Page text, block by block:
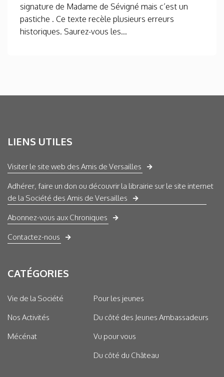
signature de Madame de Sévigné mais c’est un
pastiche . Ce texte recèle plusieurs erreurs
historiques. Saurez-vous les...
LIENS UTILES
Visiter le site web des Amis de Versailles
Adhérer, faire un don ou découvrir la librairie sur le site internet
de la Société des Amis de Versailles
Abonnez-vous aux Chroniques
Contactez-nous
CATÉGORIES
Vie de la Société
Nos Activités
Mécénat
Pour les jeunes
Du côté des Jeunes Ambassadeurs
Vu pour vous
Du côté du Château